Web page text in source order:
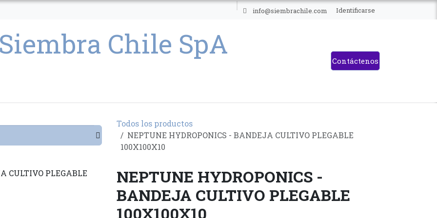
info@siembrachile.com Identificarse
Contáctenos
Todos los productos
NEPTUNE HYDROPONICS - BANDEJA CULTIVO PLEGABLE
100X100X10
NEPTUNE HYDROPONICS -
BANDEJA CULTIVO PLEGABLE
100X100X10